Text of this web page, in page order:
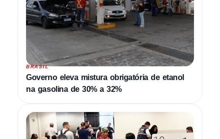
BRASIL
Governo eleva mistura obrigatória de etanol
na gasolina de 30% a 32%